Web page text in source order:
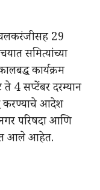
29
समित्यांच्या
कार्यक्रम
4 सप्टेंबर दरम्यान
करण्याचे आदेश
परिषदा आणि
आले आहेत.